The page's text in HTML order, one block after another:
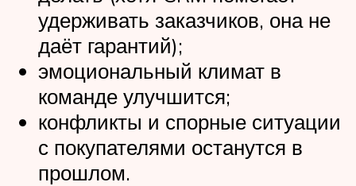
удерживать заказчиков, она не
даёт гарантий);
эмоциональный климат в
команде улучшится;
конфликты и спорные ситуации
с покупателями останутся в
прошлом.